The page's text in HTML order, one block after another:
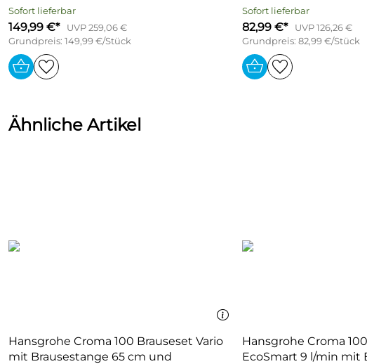
Sofort lieferbar
149,99 €*
UVP 259,06 €
Grundpreis: 149,99 €/Stück
Sofort lieferbar
82,99 €*
UVP 126,26 €
Grundpreis: 82,99 €/Stück
Ähnliche Artikel
Hansgrohe Croma 100 Brauseset Vario
mit Brausestange 65 cm und
Hansgrohe Croma
EcoSmart 9 l/min mit